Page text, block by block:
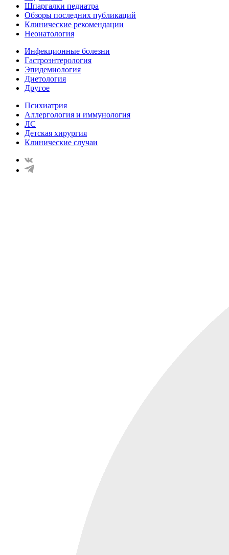
Шпаргалки педиатра
Обзоры последних публикаций
Клинические рекомендации
Неонатология
Инфекционные болезни
Гастроэнтерология
Эпидемиология
Диетология
Другое
Психиатрия
Аллергология и иммунология
ЛС
Детская хирургия
Клинические случаи